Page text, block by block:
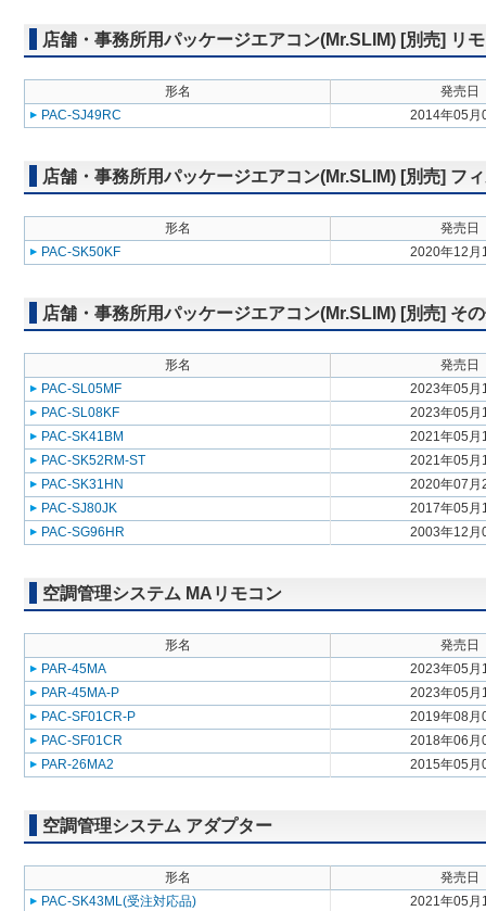
店舗・事務所用パッケージエアコン(Mr.SLIM) [別売] リ
形名
発売日
PAC-SJ49RC
2014年05月
店舗・事務所用パッケージエアコン(Mr.SLIM) [別売] フ
形名
発売日
PAC-SK50KF
2020年12月
店舗・事務所用パッケージエアコン(Mr.SLIM) [別売] そ
形名
発売日
PAC-SL05MF
2023年05月
PAC-SL08KF
2023年05月
PAC-SK41BM
2021年05月
PAC-SK52RM-ST
2021年05月
PAC-SK31HN
2020年07月
PAC-SJ80JK
2017年05月
PAC-SG96HR
2003年12月
空調管理システム MAリモコン
形名
発売日
PAR-45MA
2023年05月
PAR-45MA-P
2023年05月
PAC-SF01CR-P
2019年08月
PAC-SF01CR
2018年06月
PAR-26MA2
2015年05月
空調管理システム アダプター
形名
発売日
PAC-SK43ML(受注対応品)
2021年05月